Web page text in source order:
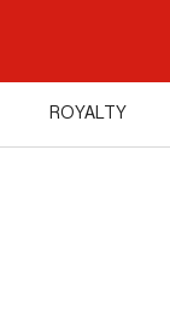
ROYALTY